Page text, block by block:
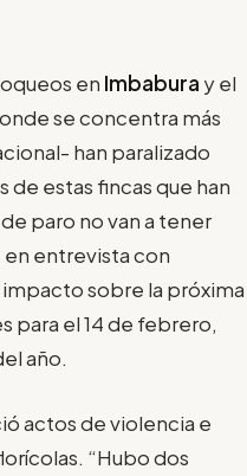
en Imbabura y el
se concentra más
han paralizado
de estas fincas que han
paro no van a tener
en entrevista con
impacto sobre la próxima
para el 14 de febrero,
año.
actos de violencia e
“Hubo dos